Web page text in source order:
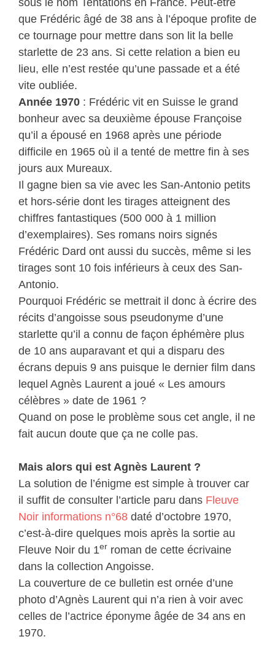
sous le nom Tentations en France. Peut-être
que Frédéric âgé de 38 ans à l’époque profite de
ce tournage pour mettre dans son lit la belle
starlette de 23 ans. Si cette relation a bien eu
lieu, elle n’est restée qu’une passade et a été
vite oubliée.
Année 1970 : Frédéric vit en Suisse le grand
bonheur avec sa deuxième épouse Françoise
qu’il a épousé en 1968 après une période
difficile en 1965 où il a tenté de mettre fin à ses
jours aux Mureaux.
Il gagne bien sa vie avec les San-Antonio petits
et hors-série dont les tirages atteignent des
chiffres fantastiques (500 000 à 1 million
d’exemplaires). Ses romans noirs signés
Frédéric Dard ont aussi du succès, même si les
tirages sont 10 fois inférieurs à ceux des San-
Antonio.
Pourquoi Frédéric se mettrait il donc à écrire des
récits d’angoisse sous pseudonyme d’une
starlette qu’il a connu de façon éphémère plus
de 10 ans auparavant et qui a disparu des
écrans depuis 9 ans puisque le dernier film dans
lequel Agnès Laurent a joué « Les amours
célèbres » date de 1961 ?
Quand on pose le problème sous cet angle, il ne
fait aucun doute que ça ne colle pas.
Mais alors qui est Agnès Laurent ?
La solution de l’énigme est simple à trouver car
il suffit de consulter l’article paru dans Fleuve
Noir informations n°68 daté d’octobre 1970,
c’est-à-dire quelques mois après la sortie au
Fleuve Noir du 1er roman de cette écrivaine
dans la collection Angoisse.
La couverture de ce bulletin est ornée d’une
photo d’Agnès Laurent qui n’a rien à voir avec
celles de l’actrice éponyme âgée de 34 ans en
1970.